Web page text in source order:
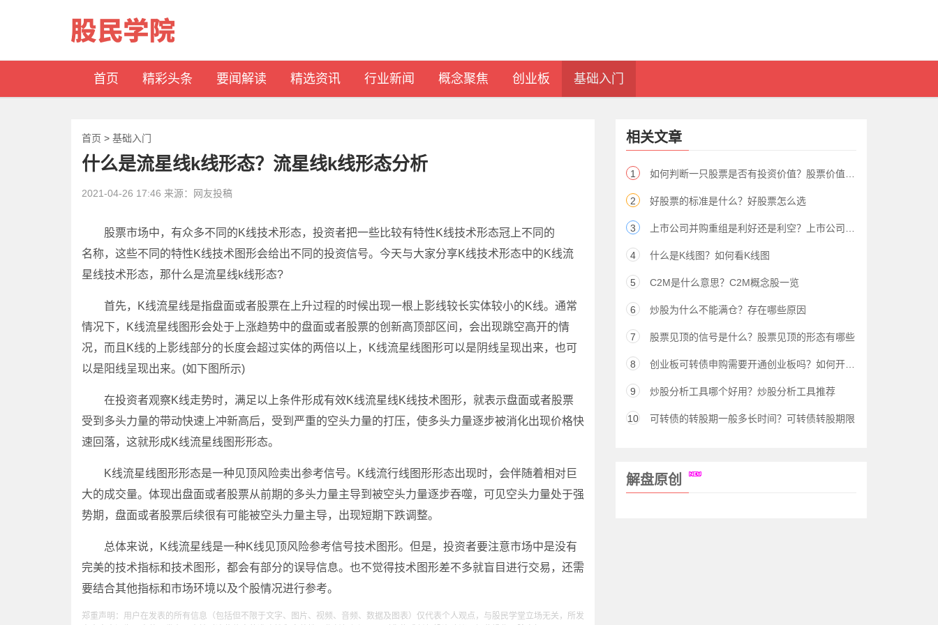
首页 精彩头条 要闻解读 精选资讯 行业新闻 概念聚焦 创业板 基础入门
首页 > 基础入门
什么是流星线k线形态？流星线k线形态分析
2021-04-26 17:46 来源：网友投稿
股票市场中，有众多不同的K线技术形态，投资者把一些比较有特性K线技术形态冠上不同的
名称，这些不同的特性K线技术图形会给出不同的投资信号。今天与大家分享K线技术形态中的K线流
星线技术形态，那什么是流星线k线形态?
首先，K线流星线是指盘面或者股票在上升过程的时候出现一根上影线较长实体较小的K线。通常
情况下，K线流星线图形会处于上涨趋势中的盘面或者股票的创新高顶部区间，会出现跳空高开的情
况，而且K线的上影线部分的长度会超过实体的两倍以上，K线流星线图形可以是阴线呈现出来，也可
以是阳线呈现出来。(如下图所示)
在投资者观察K线走势时，满足以上条件形成有效K线流星线K线技术图形，就表示盘面或者股票
受到多头力量的带动快速上冲新高后，受到严重的空头力量的打压，使多头力量逐步被消化出现价格快
速回落，这就形成K线流星线图形形态。
K线流星线图形形态是一种见顶风险卖出参考信号。K线流行线图形形态出现时，会伴随着相对巨
大的成交量。体现出盘面或者股票从前期的多头力量主导到被空头力量逐步吞噬，可见空头力量处于强
势期，盘面或者股票后续很有可能被空头力量主导，出现短期下跌调整。
总体来说，K线流星线是一种K线见顶风险参考信号技术图形。但是，投资者要注意市场中是没有
完美的技术指标和技术图形，都会有部分的误导信息。也不觉得技术图形差不多就盲目进行交易，还需
要结合其他指标和市场环境以及个股情况进行参考。
郑重声明：用户在发表的所有信息（包括但不限于文字、图片、视频、音频、数据及图表）仅代表个人观点，与股民学堂立场无关，所发
相关文章
1 如何判断一只股票是否有投资价值？股票价值怎么看
2 好股票的标准是什么？好股票怎么选
3 上市公司并购重组是利好还是利空？上市公司并购重组的影响
4 什么是K线图？如何看K线图
5 C2M是什么意思？C2M概念股一览
6 炒股为什么不能满仓？存在哪些原因
7 股票见顶的信号是什么？股票见顶的形态有哪些
8 创业板可转债申购需要开通创业板吗？如何开通创业板权限
9 炒股分析工具哪个好用？炒股分析工具推荐
10 可转债的转股期一般多长时间？可转债转股期限
解盘原创